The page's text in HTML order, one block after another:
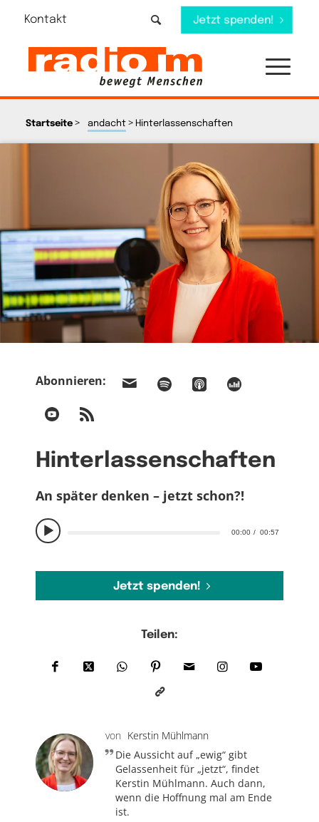
Kontakt Jetzt spenden!
Startseite> andacht> Hinterlassenschaften
Abonnieren:
Hinterlassenschaften
00:00 00:57
An später denken – jetzt schon?!
Jetzt spenden!
Teilen:
von Kerstin Mühlmann
Die Aussicht auf „ewig“ gibt
Gelassenheit für „jetzt“, findet
Kerstin Mühlmann. Auch dann,
wenn die Hoffnung mal am Ende
ist.